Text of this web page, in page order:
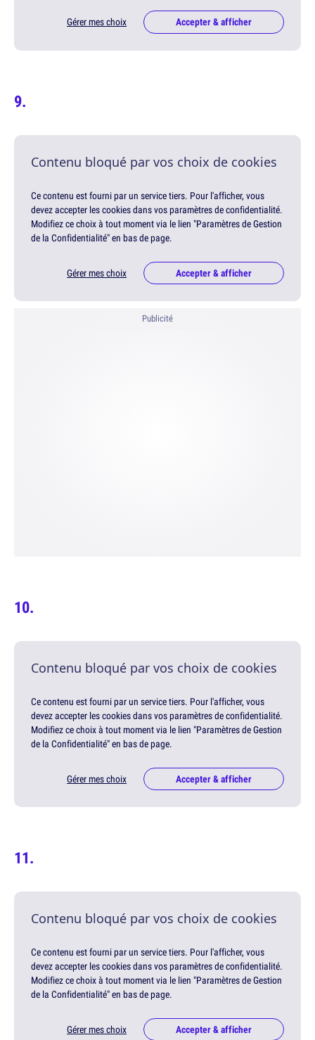
Gérer mes choix Accepter & afficher
Contenu bloqué par vos choix de cookies
Ce contenu est fourni par un service tiers. Pour l'afficher, vous
devez accepter les cookies dans vos paramètres de confidentialité.
Modifiez ce choix à tout moment via le lien "Paramètres de Gestion
de la Confidentialité" en bas de page.
Gérer mes choix Accepter & afficher
Publicité
Contenu bloqué par vos choix de cookies
Ce contenu est fourni par un service tiers. Pour l'afficher, vous
devez accepter les cookies dans vos paramètres de confidentialité.
Modifiez ce choix à tout moment via le lien "Paramètres de Gestion
de la Confidentialité" en bas de page.
Gérer mes choix Accepter & afficher
Contenu bloqué par vos choix de cookies
Ce contenu est fourni par un service tiers. Pour l'afficher, vous
devez accepter les cookies dans vos paramètres de confidentialité.
Modifiez ce choix à tout moment via le lien "Paramètres de Gestion
de la Confidentialité" en bas de page.
Gérer mes choix Accepter & afficher